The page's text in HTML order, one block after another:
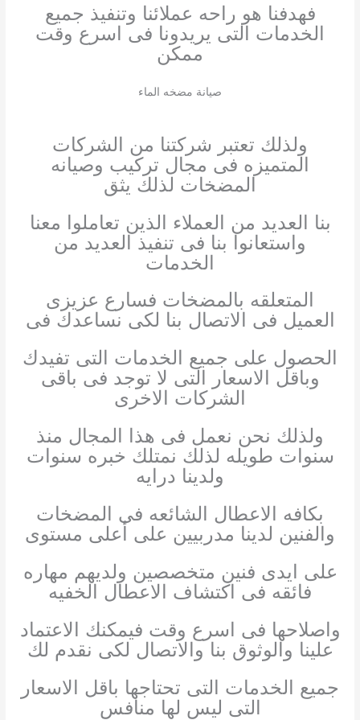
فهدفنا هو راحه عملائنا وتنفيذ جميع
الخدمات التى يريدونا فى اسرع وقت
ممكن
صيانة مضخه الماء
ولذلك تعتبر شركتنا من الشركات
المتميزه فى مجال تركيب وصيانه
المضخات لذلك يثق
بنا العديد من العملاء الذين تعاملوا معنا
واستعانوا بنا فى تنفيذ العديد من
الخدمات
المتعلقه بالمضخات فسارع عزيزى
العميل فى الاتصال بنا لكى نساعدك فى
الحصول على جميع الخدمات التى تفيدك
وباقل الاسعار التى لا توجد فى باقى
الشركات الاخرى
ولذلك نحن نعمل فى هذا المجال منذ
سنوات طويله لذلك نمتلك خبره سنوات
ولدينا درايه
بكافه الاعطال الشائعه فى المضخات
والفنين لدينا مدربيين على أعلى مستوى
على ايدى فنين متخصصين ولديهم مهاره
فائقه فى اكتشاف الاعطال الخفيه
واصلاحها فى اسرع وقت فيمكنك الاعتماد
علينا والوثوق بنا والاتصال لكى نقدم لك
جميع الخدمات التى تحتاجها باقل الاسعار
التى ليس لها منافس